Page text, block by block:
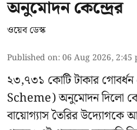
অনুমোদন কেন্দ্রের
ওয়েব ডেস্ক
Published on:06 Aug 2026, 2:45
২৩,৭৩১ কোটি টাকার
Scheme) অনুমোদন দিলো
বায়োগ্যাস তৈরির উদ্যোগকে